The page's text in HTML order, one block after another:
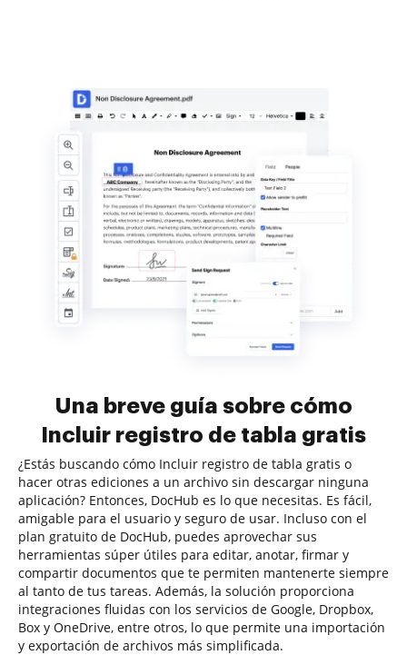
Una breve guía sobre cómo
Incluir registro de tabla gratis
¿Estás buscando cómo Incluir registro de tabla gratis o
hacer otras ediciones a un archivo sin descargar ninguna
aplicación? Entonces, DocHub es lo que necesitas. Es fácil,
amigable para el usuario y seguro de usar. Incluso con el
plan gratuito de DocHub, puedes aprovechar sus
herramientas súper útiles para editar, anotar, firmar y
compartir documentos que te permiten mantenerte siempre
al tanto de tus tareas. Además, la solución proporciona
integraciones fluidas con los servicios de Google, Dropbox,
Box y OneDrive, entre otros, lo que permite una importación
y exportación de archivos más simplificada.